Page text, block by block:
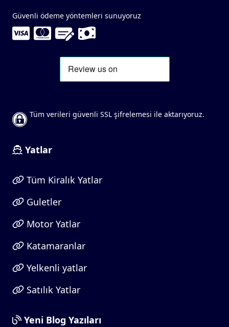
Güvenli ödeme yöntemleri sunuyoruz
Tüm verileri güvenli SSL şifrelemesi ile aktarıyoruz.
Yatlar
Tüm Kiralık Yatlar
Guletler
Motor Yatlar
Katamaranlar
Yelkenli yatlar
Satılık Yatlar
Yeni Blog Yazıları